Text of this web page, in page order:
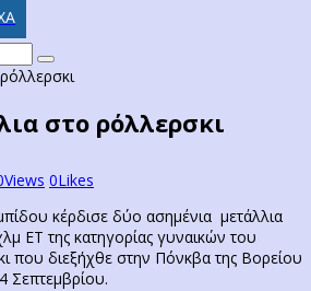
στο ρόλλερσκι
Views 0Likes
κέρδισε δύο ασημένια μετάλλια
ΕΤ της κατηγορίας γυναικών του
που διεξήχθε στην Πόνκβα της Βορείου
Σεπτεμβρίου.